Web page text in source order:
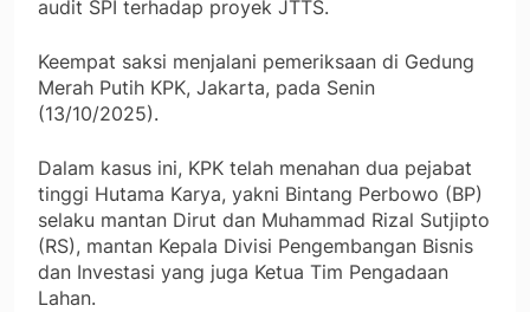
audit SPI terhadap proyek JTTS.
Keempat saksi menjalani pemeriksaan di Gedung
Merah Putih KPK, Jakarta, pada Senin
(13/10/2025).
Dalam kasus ini, KPK telah menahan dua pejabat
tinggi Hutama Karya, yakni Bintang Perbowo (BP)
selaku mantan Dirut dan Muhammad Rizal Sutjipto
(RS), mantan Kepala Divisi Pengembangan Bisnis
dan Investasi yang juga Ketua Tim Pengadaan
Lahan.